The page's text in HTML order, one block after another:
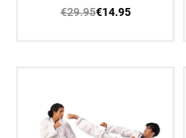
Luxe Roze
€29.95€14.95